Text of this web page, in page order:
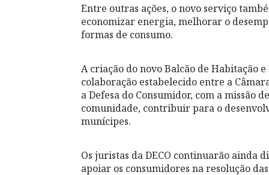
Entre outras ações, o novo serviço
economizar energia, melhorar o
formas de consumo.
A criação do novo Balcão de Habitação
colaboração estabelecido entre a
a Defesa do Consumidor, com a missão
comunidade, contribuir para o
munícipes.
Os juristas da DECO continuarão ainda
apoiar os consumidores na resolução